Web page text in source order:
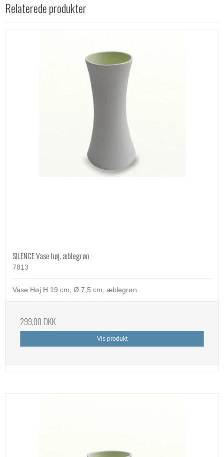
Relaterede produkter
SILENCE Vase høj, æblegrøn
7813
Vase Høj H 19 cm, Ø 7,5 cm, æblegrøn
299,00 DKK
Vis produkt